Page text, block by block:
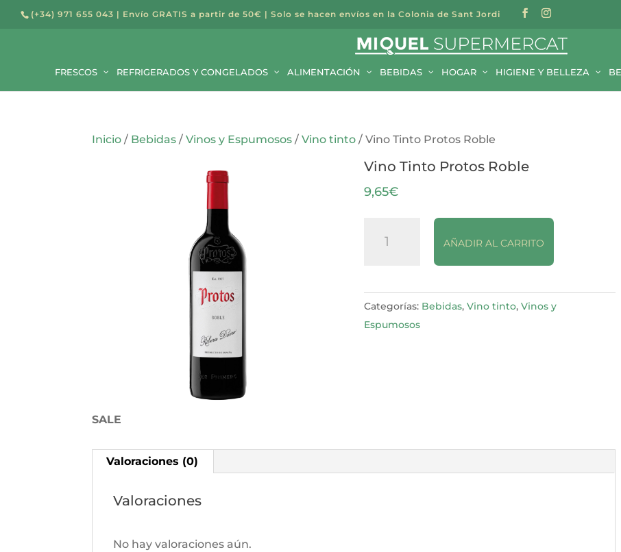
(+34) 971 655 043 | Envío GRATIS a partir de 50€ | Solo se hacen envíos en la Colonia de Sant Jordi
FRESCOS REFRIGERADOS Y CONGELADOS ALIMENTACIÓN BEBIDAS HOGAR HIGIENE Y BELLEZA
Inicio / Bebidas /Vinos y Espumosos /Vino tinto / Vino Tinto Protos Roble
SALE
Vino Tinto Protos Roble
9,65€
Tinto
cantidad
AÑADIR AL CARRITO
Categorías: Bebidas,Vino tinto,Vinos y
Espumosos
Valoraciones (0)
Valoraciones
No hay valoraciones aún.